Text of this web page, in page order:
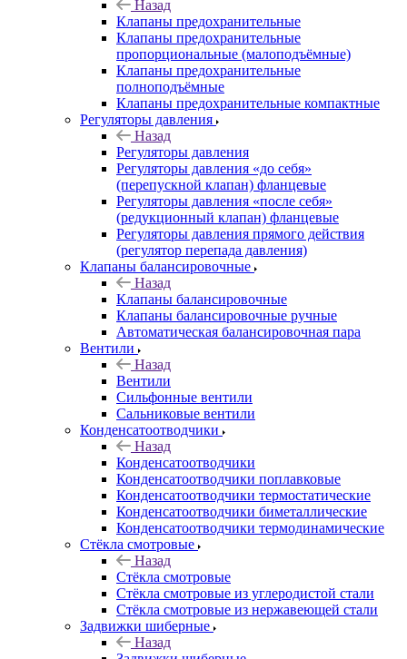
Назад
Клапаны предохранительные
Клапаны предохранительные
пропорциональные (малоподъёмные)
Клапаны предохранительные
полноподъёмные
Клапаны предохранительные компактные
Регуляторы давления
Назад
Регуляторы давления
Регуляторы давления «до себя»
(перепускной клапан) фланцевые
Регуляторы давления «после себя»
(редукционный клапан) фланцевые
Регуляторы давления прямого действия
(регулятор перепада давления)
Клапаны балансировочные
Назад
Клапаны балансировочные
Клапаны балансировочные ручные
Автоматическая балансировочная пара
Вентили
Назад
Вентили
Сильфонные вентили
Сальниковые вентили
Конденсатоотводчики
Назад
Конденсатоотводчики
Конденсатоотводчики поплавковые
Конденсатоотводчики термостатические
Конденсатоотводчики биметаллические
Конденсатоотводчики термодинамические
Стёкла смотровые
Назад
Стёкла смотровые
Стёкла смотровые из углеродистой стали
Стёкла смотровые из нержавеющей стали
Задвижки шиберные
Назад